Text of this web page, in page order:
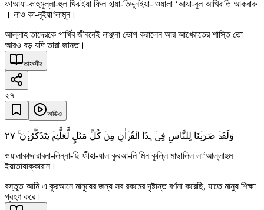
ফাআযা-কাহুমুল্লা-হুল খিঝইয়া ফিল হায়া-তিদ্দুনইয়া- ওয়ালা ‘আযা-বুল আখিরাতি আকবারু
। লাও কা-নূইয়া‘লামূন।
আল্লাহ তাদেরকে পার্থিব জীবনেই লাঞ্ছনা ভোগ করালেন আর আখেরাতের শাস্তি তো
আরও বড় যদি তারা জানত।
তাফসীর
২৭
অডিও
وَلَقَدۡ ضَرَبۡنَا لِلنَّاسِ فِیۡ ہٰذَا الۡقُرۡاٰنِ مِنۡ کُلِّ مَثَلٍ لَّعَلَّہُمۡ یَتَذَکَّرُوۡنَ ۚ ٢٧
ওয়ালাকাদ্দারাবনা-লিন্না-ছি ফীহা-যাল কুরআ-নি মিন কুল্লি মাছালিল লা‘আল্লাহুম
ইয়াতাযাক্কারূন।
বস্তুত আমি এ কুরআনে মানুষের জন্য সব রকমের দৃষ্টান্ত বর্ণনা করেছি, যাতে মানুষ শিক্ষা
গ্রহণ করে।